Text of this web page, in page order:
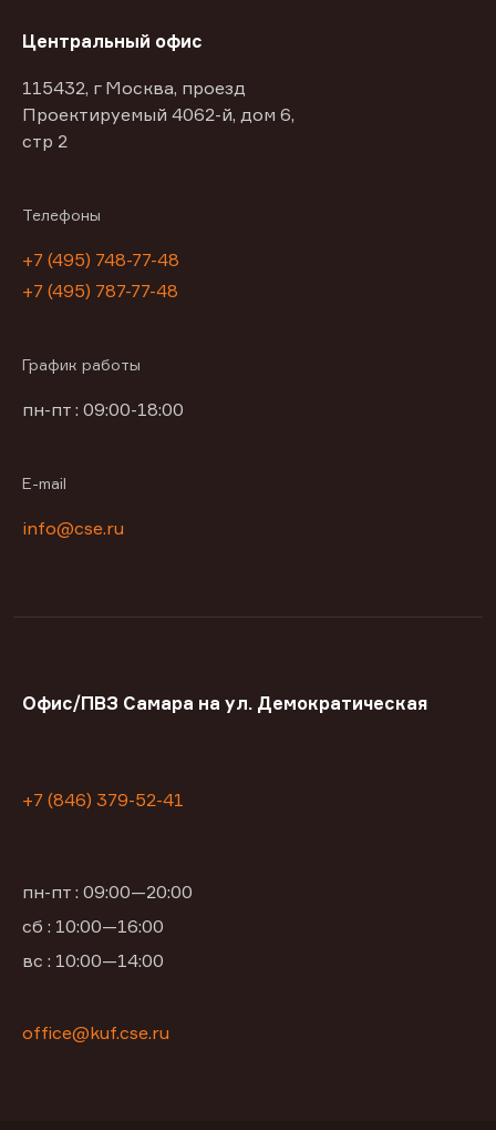
Центральный офис
115432, г Москва, проезд
Проектируемый 4062-й, дом 6,
стр 2
Телефоны
+7 (495) 748-77-48
+7 (495) 787-77-48
График работы
пн-пт : 09:00-18:00
E-mail
info@cse.ru
Офис/ПВЗ Самара на ул. Демократическая
+7 (846) 379-52-41
пн-пт : 09:00—20:00
сб : 10:00—16:00
вс : 10:00—14:00
office@kuf.cse.ru